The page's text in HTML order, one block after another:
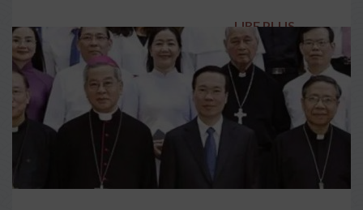
LIRE PLUS →